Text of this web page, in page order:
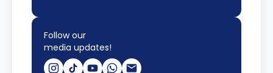
Follow our
media updates!